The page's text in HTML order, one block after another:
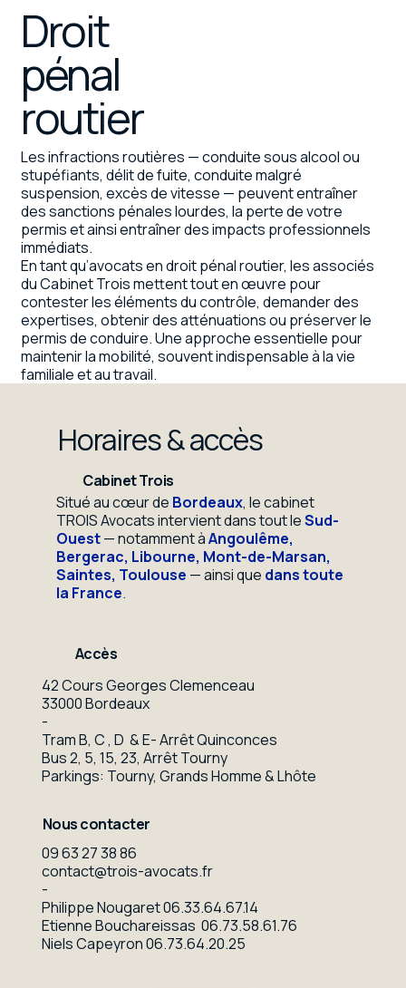
Droit
pénal
routier
Les infractions routières — conduite sous alcool ou
stupéfiants, délit de fuite, conduite malgré
suspension, excès de vitesse — peuvent entraîner
des sanctions pénales lourdes, la perte de votre
permis et ainsi entraîner des impacts professionnels
immédiats.
En tant qu’avocats en droit pénal routier, les associés
du Cabinet Trois mettent tout en œuvre pour
contester les éléments du contrôle, demander des
expertises, obtenir des atténuations ou préserver le
permis de conduire. Une approche essentielle pour
maintenir la mobilité, souvent indispensable à la vie
familiale et au travail.
Horaires & accès
Cabinet Trois
Situé au cœur de Bordeaux, le cabinet
TROIS Avocats intervient dans tout leSud-
Ouest— notamment àAngoulême,
Bergerac, Libourne, Mont-de-Marsan,
Saintes, Toulouse — ainsi que dans toute
la France.
Accès
42 Cours Georges Clemenceau
33000 Bordeaux
-
Tram B, C , D & E- Arrêt Quinconces
Bus 2, 5, 15, 23, Arrêt Tourny
Parkings: Tourny, Grands Homme & Lhôte
Nous contacter
09 63 27 38 86
contact@trois-avocats.fr
-
Philippe Nougaret06.33.64.67.14
Etienne Bouchareissas06.73.58.61.76
Niels Capeyron06.73.64.20.25